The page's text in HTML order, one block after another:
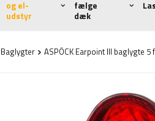
og el-
udstyr
fælge
dæk
Baglygter ASPÖCK Earpoint III baglygte